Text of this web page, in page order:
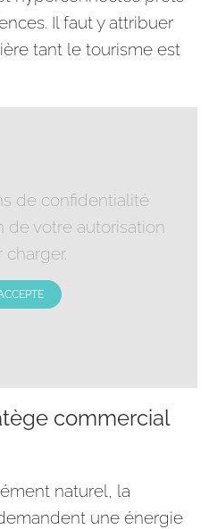
Il faut y attribuer
tant le tourisme est
de confidentialité
de votre autorisation
charger.
commercial
naturel, la
une énergie